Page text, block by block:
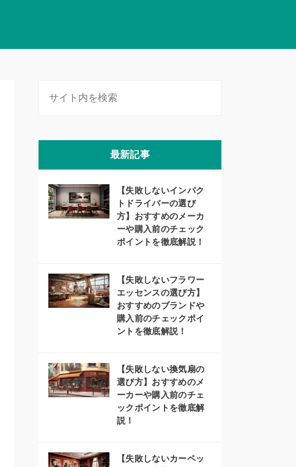
最新記事
【失敗しないインパク
トドライバーの選び
方】おすすめのメーカ
ーや購入前のチェック
ポイントを徹底解説！
【失敗しないフラワー
エッセンスの選び方】
おすすめのブランドや
購入前のチェックポイ
ントを徹底解説！
【失敗しない換気扇の
選び方】おすすめのメ
ーカーや購入前のチェ
ックポイントを徹底解
説！
【失敗しないカーペッ